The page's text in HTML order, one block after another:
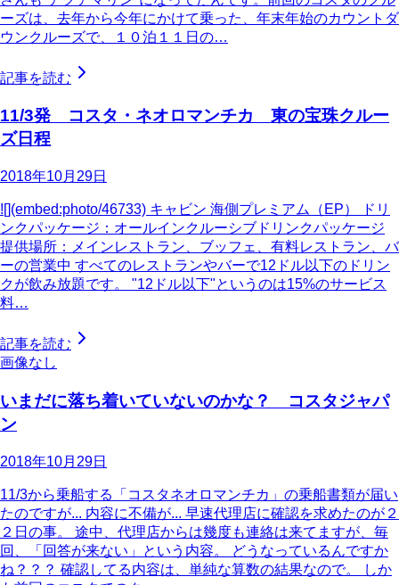
ーズは、去年から今年にかけて乗った、年末年始のカウントダ
ウンクルーズで、１０泊１１日の…
記事を読む
11/3発 コスタ・ネオロマンチカ 東の宝珠クルー
ズ日程
2018年10月29日
![](embed:photo/46733) キャビン 海側プレミアム（EP） ドリ
ンクパッケージ：オールインクルーシブドリンクパッケージ
提供場所：メインレストラン、ブッフェ、有料レストラン、バ
ーの営業中 すべてのレストランやバーで12ドル以下のドリン
クが飲み放題です。 "12ドル以下"というのは15%のサービス
料…
記事を読む
画像なし
いまだに落ち着いていないのかな？ コスタジャパ
ン
2018年10月29日
11/3から乗船する「コスタネオロマンチカ」の乗船書類が届い
たのですが... 内容に不備が... 早速代理店に確認を求めたのが２
２日の事。 途中、代理店からは幾度も連絡は来てますが、毎
回、「回答が来ない」という内容。 どうなっているんですか
ね？？？ 確認してる内容は、単純な算数の結果なので。 しか